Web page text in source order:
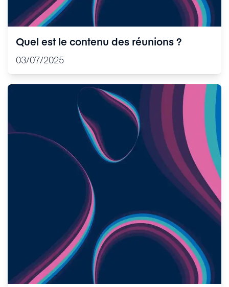
Quel est le contenu des réunions ?
03/07/2025